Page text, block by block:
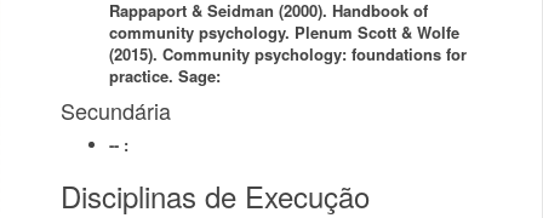
Rappaport & Seidman (2000). Handbook of
community psychology. Plenum Scott & Wolfe
(2015). Community psychology: foundations for
practice. Sage:
Secundária
-- :
Disciplinas de Execução